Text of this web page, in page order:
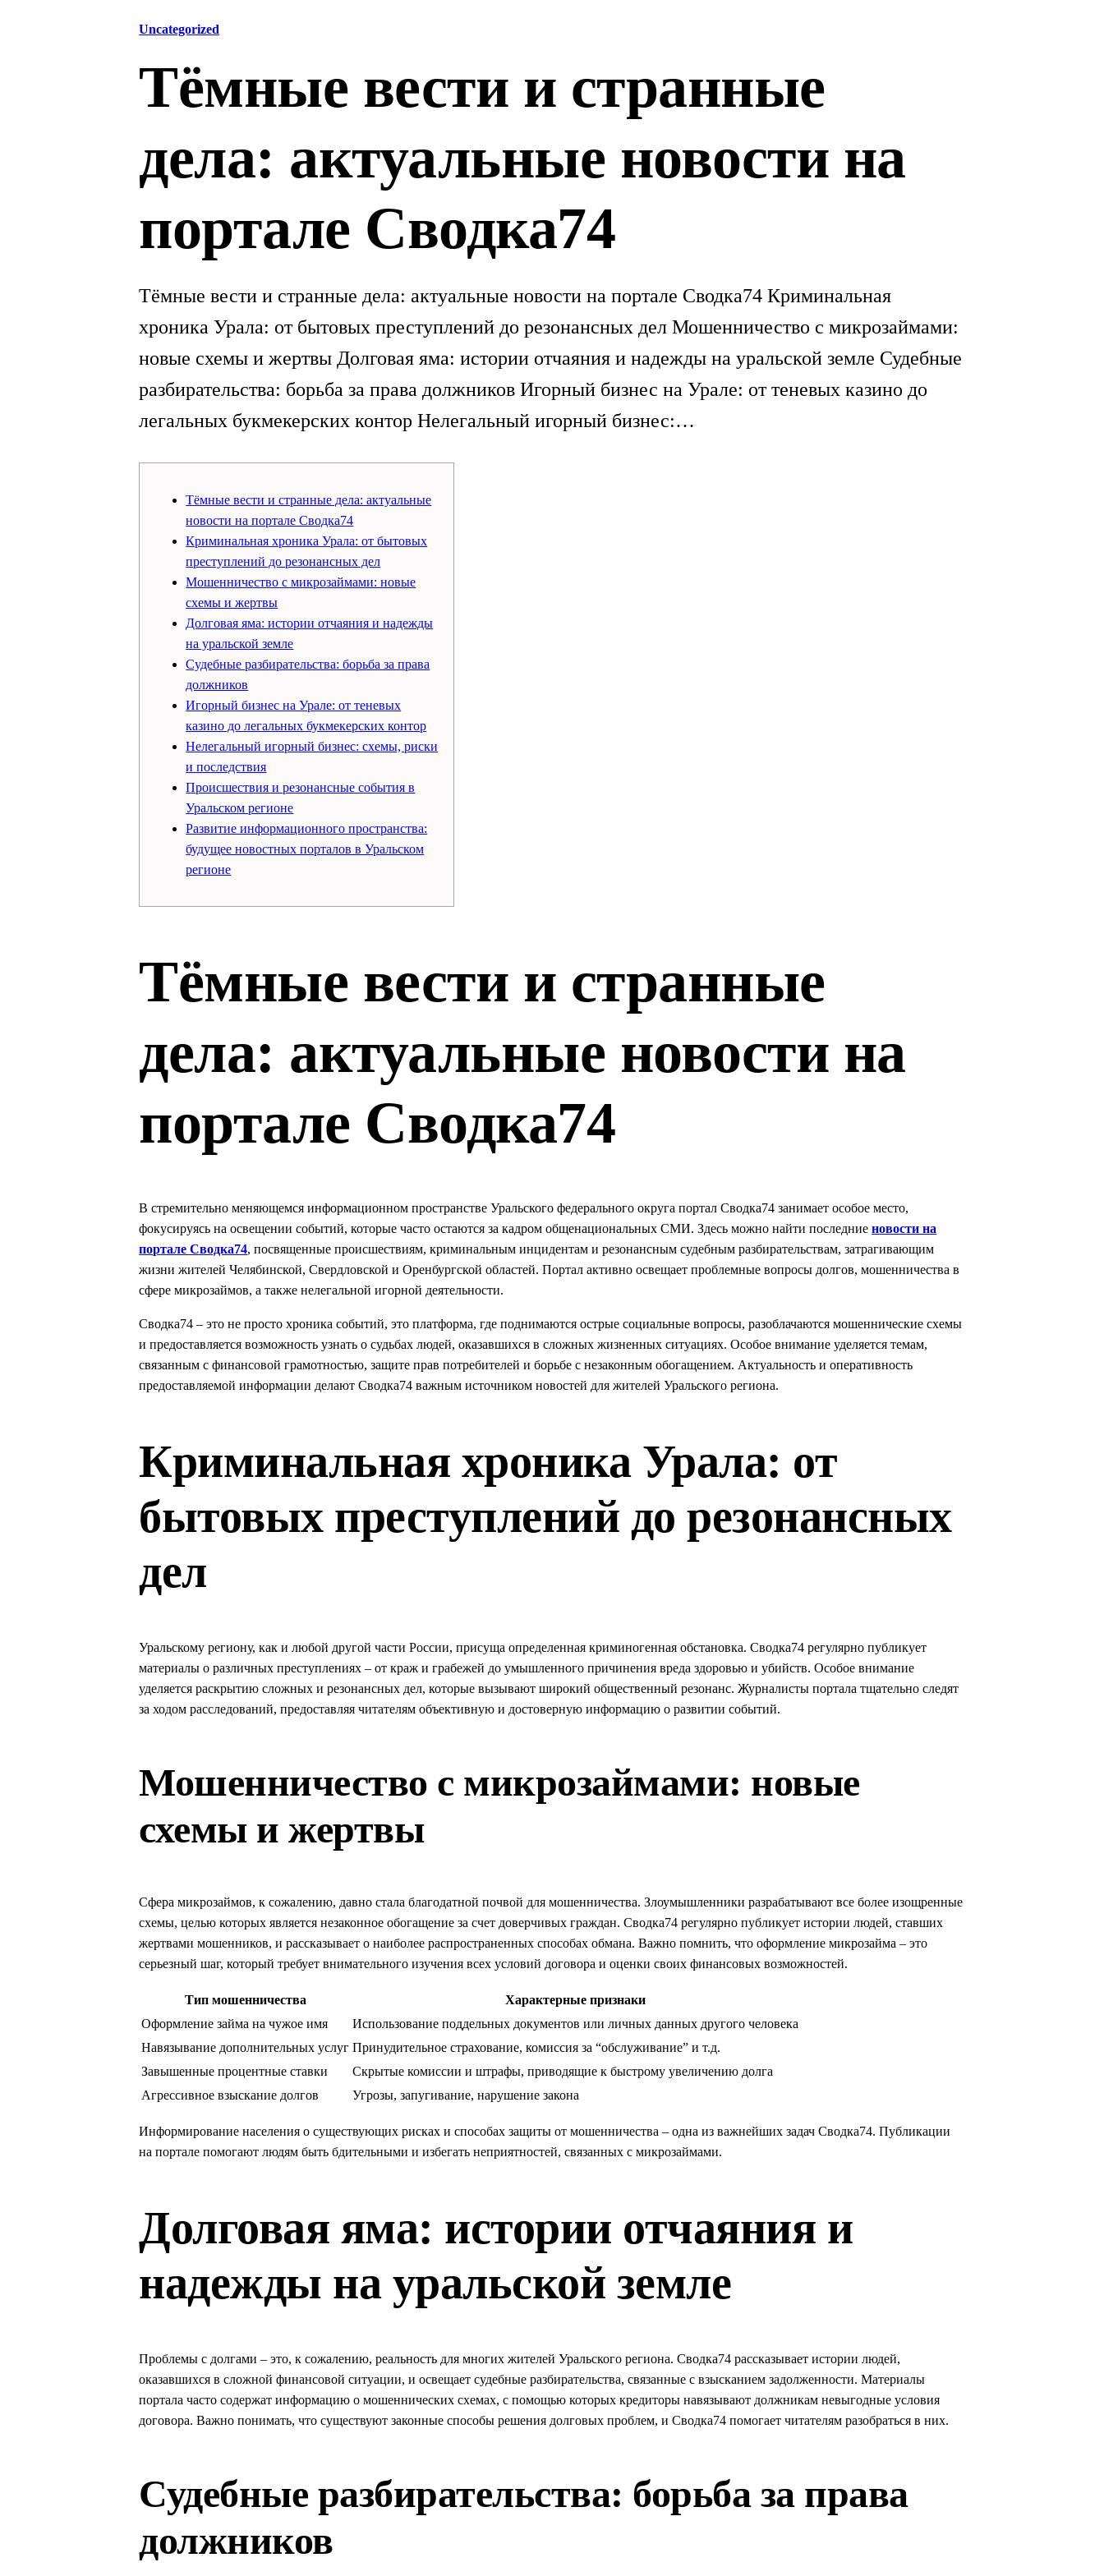
Uncategorized
Тёмные вести и странные
дела: актуальные новости на
портале Сводка74
Тёмные вести и странные дела: актуальные новости на портале Сводка74 Криминальная
хроника Урала: от бытовых преступлений до резонансных дел Мошенничество с микрозаймами:
новые схемы и жертвы Долговая яма: истории отчаяния и надежды на уральской земле Судебные
разбирательства: борьба за права должников Игорный бизнес на Урале: от теневых казино до
легальных букмекерских контор Нелегальный игорный бизнес:…
Тёмные вести и странные дела: актуальные
новости на портале Сводка74
Криминальная хроника Урала: от бытовых
преступлений до резонансных дел
Мошенничество с микрозаймами: новые
схемы и жертвы
Долговая яма: истории отчаяния и надежды
на уральской земле
Судебные разбирательства: борьба за права
должников
Игорный бизнес на Урале: от теневых
казино до легальных букмекерских контор
Нелегальный игорный бизнес: схемы, риски
и последствия
Происшествия и резонансные события в
Уральском регионе
Развитие информационного пространства:
будущее новостных порталов в Уральском
регионе
Тёмные вести и странные
дела: актуальные новости на
портале Сводка74
В стремительно меняющемся информационном пространстве Уральского федерального округа портал Сводка74 занимает особое место,
фокусируясь на освещении событий, которые часто остаются за кадром общенациональных СМИ. Здесь можно найти последниеновости на
портале Сводка74, посвященные происшествиям, криминальным инцидентам и резонансным судебным разбирательствам, затрагивающим
жизни жителей Челябинской, Свердловской и Оренбургской областей. Портал активно освещает проблемные вопросы долгов, мошенничества в
сфере микрозаймов, а также нелегальной игорной деятельности.
Сводка74 – это не просто хроника событий, это платформа, где поднимаются острые социальные вопросы, разоблачаются мошеннические схемы
и предоставляется возможность узнать о судьбах людей, оказавшихся в сложных жизненных ситуациях. Особое внимание уделяется темам,
связанным с финансовой грамотностью, защите прав потребителей и борьбе с незаконным обогащением. Актуальность и оперативность
предоставляемой информации делают Сводка74 важным источником новостей для жителей Уральского региона.
Криминальная хроника Урала: от
бытовых преступлений до резонансных
дел
Уральскому региону, как и любой другой части России, присуща определенная криминогенная обстановка. Сводка74 регулярно публикует
материалы о различных преступлениях – от краж и грабежей до умышленного причинения вреда здоровью и убийств. Особое внимание
уделяется раскрытию сложных и резонансных дел, которые вызывают широкий общественный резонанс. Журналисты портала тщательно следят
за ходом расследований, предоставляя читателям объективную и достоверную информацию о развитии событий.
Мошенничество с микрозаймами: новые
схемы и жертвы
Сфера микрозаймов, к сожалению, давно стала благодатной почвой для мошенничества. Злоумышленники разрабатывают все более изощренные
схемы, целью которых является незаконное обогащение за счет доверчивых граждан. Сводка74 регулярно публикует истории людей, ставших
жертвами мошенников, и рассказывает о наиболее распространенных способах обмана. Важно помнить, что оформление микрозайма – это
серьезный шаг, который требует внимательного изучения всех условий договора и оценки своих финансовых возможностей.
Тип мошенничества
Характерные признаки
Оформление займа на чужое имя
Использование поддельных документов или личных данных другого человека
Навязывание дополнительных услуг Принудительное страхование, комиссия за “обслуживание” и т.д.
Завышенные процентные ставки
Скрытые комиссии и штрафы, приводящие к быстрому увеличению долга
Агрессивное взыскание долгов
Угрозы, запугивание, нарушение закона
Информирование населения о существующих рисках и способах защиты от мошенничества – одна из важнейших задач Сводка74. Публикации
на портале помогают людям быть бдительными и избегать неприятностей, связанных с микрозаймами.
Долговая яма: истории отчаяния и
надежды на уральской земле
Проблемы с долгами – это, к сожалению, реальность для многих жителей Уральского региона. Сводка74 рассказывает истории людей,
оказавшихся в сложной финансовой ситуации, и освещает судебные разбирательства, связанные с взысканием задолженности. Материалы
портала часто содержат информацию о мошеннических схемах, с помощью которых кредиторы навязывают должникам невыгодные условия
договора. Важно понимать, что существуют законные способы решения долговых проблем, и Сводка74 помогает читателям разобраться в них.
Судебные разбирательства: борьба за права
должников